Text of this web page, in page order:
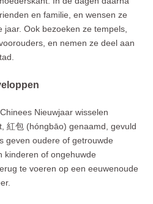
en familie, en wensen ze
Ook bezoeken ze tempels,
en nemen ze deel aan
Nieuwjaar wisselen
紅包 (hóngbāo) genaamd, gevuld
geven oudere of getrouwde
kinderen of ongehuwde
te voeren op een eeuwenoude